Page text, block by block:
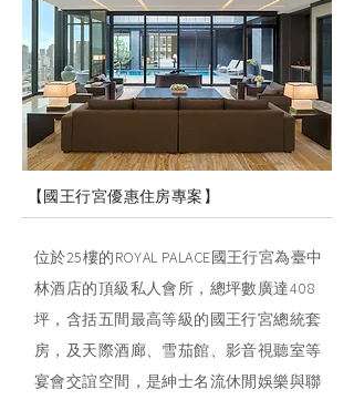
【國王行宮優惠住房專案】
位於25樓的ROYAL PALACE國王行宮為臺中
林酒店的頂級私人會所，總坪數廣達408
坪，含括五間最高等級的國王行宮總統套
房，及天際酒廊、雪茄館、影音視聽室等
宴會交誼空間，是紳士名流休閒娛樂與聯